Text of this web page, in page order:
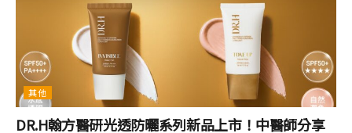
其他
DR.H翰方醫研光透防曬系列新品上市！中醫師分享